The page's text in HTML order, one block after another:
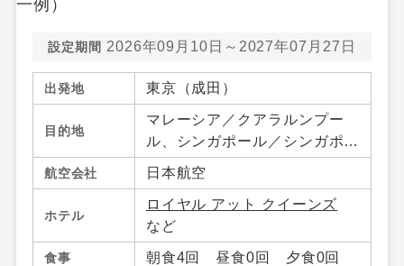
設定期間 2026年09月10日～2027年07月27日
出発地 東京（成田）
目的地
マレーシア／クアラルンプー
ル、シンガポール／シンガポー
ル
航空会社 日本航空
ホテル
ロイヤル アット クイーンズ
など
食事 朝食4回 昼食0回 夕食0回